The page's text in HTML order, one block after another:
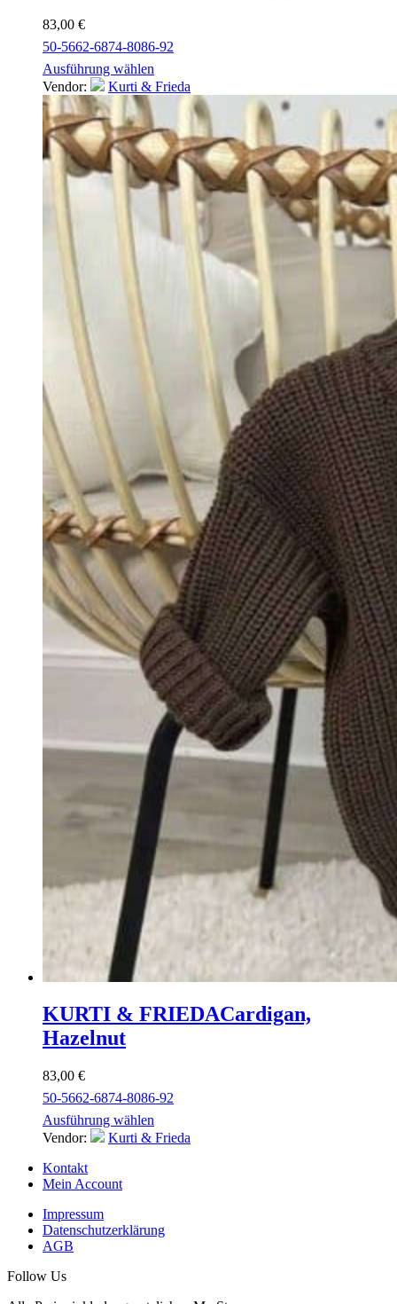
83,00 €
50-5662-6874-8086-92
Ausführung wählen
Vendor:
Kurti & Frieda
KURTI & FRIEDACardigan,
Hazelnut
83,00 €
50-5662-6874-8086-92
Ausführung wählen
Vendor:
Kurti & Frieda
Kontakt
Mein Account
Impressum
Datenschutzerklärung
AGB
Follow Us